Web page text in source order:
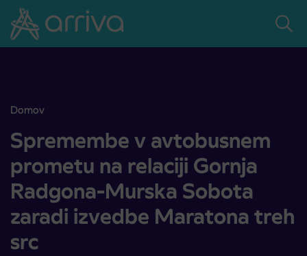
Skoči na vsebino
Domov
Spremembe v avtobusnem prometu na relaciji Gornja Radgona-
Spremembe v avtobusnem
prometu na relaciji Gornja
Radgona-Murska Sobota
zaradi izvedbe Maratona treh
src